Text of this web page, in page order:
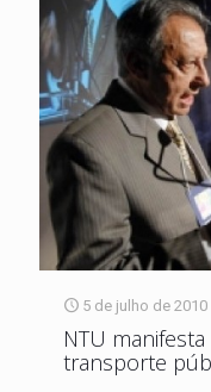
5 de julho de 2010
NTU
transporte